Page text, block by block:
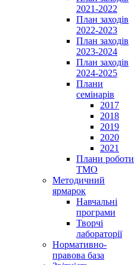
2021-2022
План заходів
2022-2023
План заходів
2023-2024
План заходів
2024-2025
Плани
семінарів
2017
2018
2019
2020
2021
Плани роботи
ТМО
Методичний
ярмарок
Навчальні
програми
Творчі
лабораторії
Нормативно-
правова база